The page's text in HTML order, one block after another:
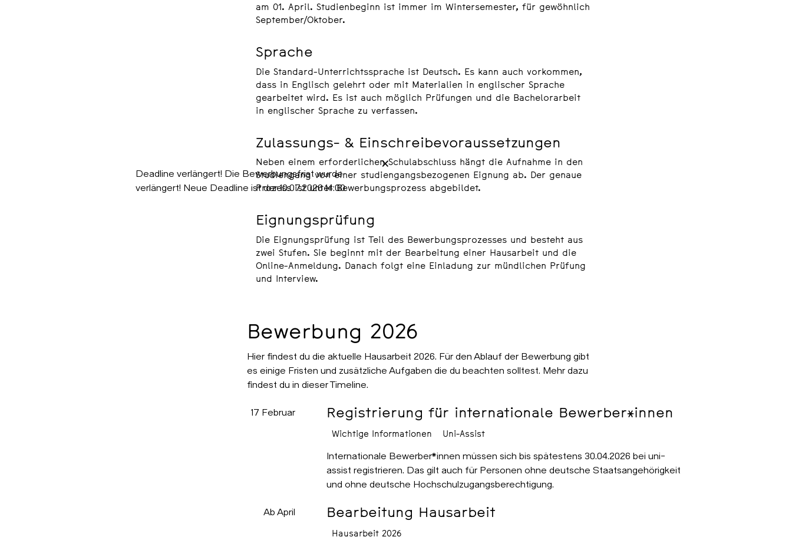
×
Deadline verlängert! Die Bewerbungsfrist wurde
verlängert! Neue Deadline ist der 10.07.2026 14:00
am 01. April. Studienbeginn ist immer im Wintersemester, für gewöhnlich
September/Oktober.
Sprache
Die Standard-Unterrichtssprache ist Deutsch. Es kann auch vorkommen,
dass in Englisch gelehrt oder mit Materialien in englischer Sprache
gearbeitet wird. Es ist auch möglich Prüfungen und die Bachelorarbeit
in englischer Sprache zu verfassen.
Zulassungs- & Einschreibevoraussetzungen
Neben einem erforderlichen Schulabschluss hängt die Aufnahme in den
Studiengang von einer studiengangsbezogenen Eignung ab. Der genaue
Prozess ist unter Bewerbungsprozess abgebildet.
Eignungsprüfung
Die Eignungsprüfung ist Teil des Bewerbungsprozesses und besteht aus
zwei Stufen. Sie beginnt mit der Bearbeitung einer Hausarbeitund die
Online-Anmeldung. Danach folgt eine Einladung zur mündlichen Prüfung
und Interview.
Bewerbung 2026
Hier findest du die aktuelle Hausarbeit 2026. Für den Ablauf der Bewerbung gibt
es einige Fristen und zusätzliche Aufgaben die du beachten solltest. Mehr dazu
findest du in dieser Timeline.
17 Februar Registrierung für internationale Bewerber*innen
Wichtige Informationen Uni-Assist
Internationale Bewerber*innen müssen sich bis spätestens 30.04.2026 bei uni-
assist registrieren. Das gilt auch für Personen ohne deutsche Staatsangehörigkeit
und ohne deutsche Hochschulzugangsberechtigung.
Ab April Bearbeitung Hausarbeit
Hausarbeit 2026